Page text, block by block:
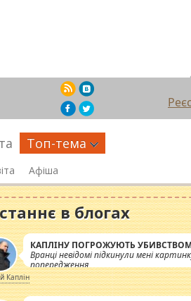
Топ-тема
Афіша
в блогах
КАПЛІНУ ПОГРОЖУЮТЬ
Вранці невідомі підкинули мені
попередження
Каплін